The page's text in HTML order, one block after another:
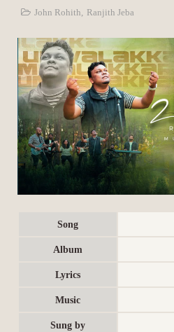
John Rohith, Ranjith Jeba
Song
Album
Lyrics
Music
Sung by